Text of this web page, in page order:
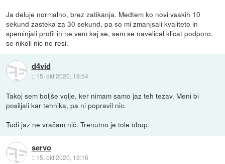
Ja deluje normalno, brez zatikanja. Medtem ko novi vsakih 10
sekund zasteka za 30 sekund, pa so mi zmanjsali kvaliteto in
speminjali profil in ne vem kaj se, sem se navelical klicat podporo,
se nikoli nic ne resi.
d4vid
:: 15. okt 2020, 18:54
Takoj sem boljše volje, ker nimam samo jaz teh tezav. Meni bi
posiljali kar tehnika, pa ni popravil nic.
Tudi jaz ne vračam nič. Trenutno je tole obup.
servo
:: 15. okt 2020, 19:16